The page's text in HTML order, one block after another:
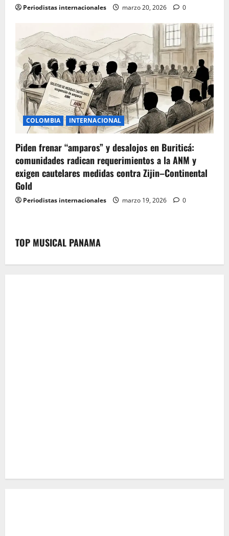
Periodistas internacionales marzo 20, 2026 0
COLOMBIA INTERNACIONAL
Piden frenar “amparos” y desalojos en Buriticá:
comunidades radican requerimientos a la ANM y
exigen cautelares medidas contra Zijin–Continental
Gold
Periodistas internacionales marzo 19, 2026 0
TOP MUSICAL PANAMA